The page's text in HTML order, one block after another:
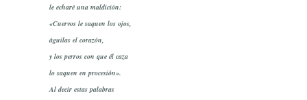
le echaré una maldición:
«Cuervos le saquen los ojos,
águilas el corazón,
y los perros con que él caza
lo saquen en procesión».
Al decir estas palabras